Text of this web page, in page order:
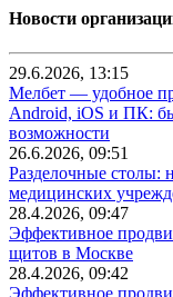
Новости
29.6.2026, 13:15
Мелбет — удобное
Android, iOS и ПК:
возможности
26.6.2026, 09:51
Разделочные столы:
медицинских
28.4.2026, 09:47
Эффективное
щитов в Москве
28.4.2026, 09:42